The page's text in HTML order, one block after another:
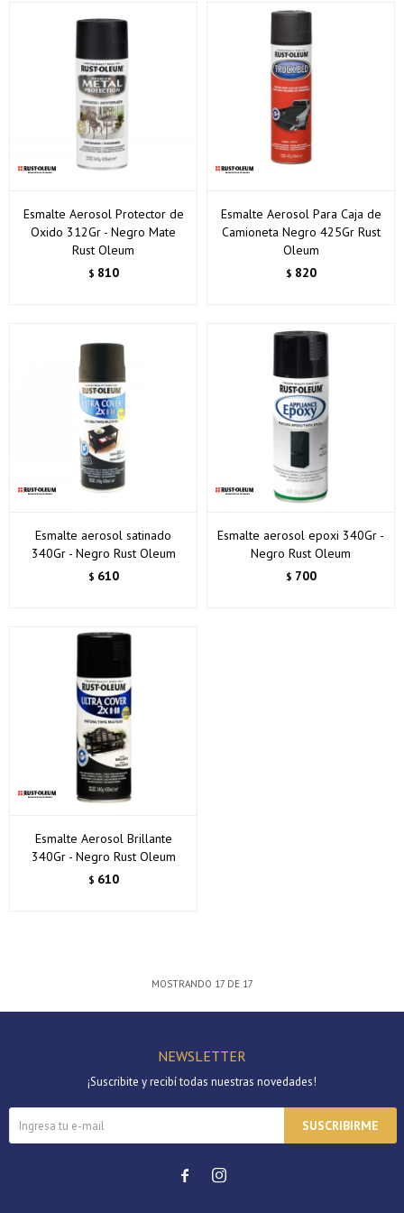
Esmalte Aerosol Protector de
Oxido 312Gr - Negro Mate
Rust Oleum
$ 810
Esmalte Aerosol Para Caja de
Camioneta Negro 425Gr Rust
Oleum
$ 820
Esmalte aerosol satinado
340Gr - Negro Rust Oleum
$ 610
Esmalte aerosol epoxi 340Gr -
Negro Rust Oleum
$ 700
Esmalte Aerosol Brillante
340Gr - Negro Rust Oleum
$ 610
MOSTRANDO 17DE 17
NEWSLETTER
¡Suscribite y recibí todas nuestras novedades!
SUSCRIBIRME
 